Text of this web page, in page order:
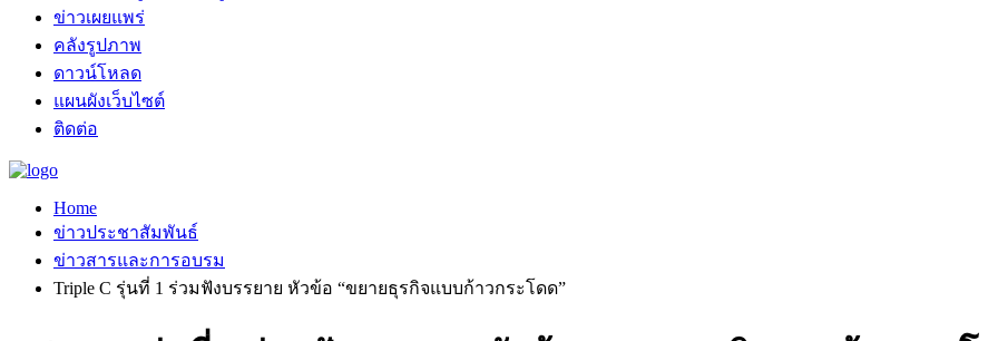
ข่าวเผยแพร่
คลังรูปภาพ
ดาวน์โหลด
แผนผังเว็บไซต์
ติดต่อ
Home
ข่าวประชาสัมพันธ์
ข่าวสารและการอบรม
Triple C รุ่นที่ 1 ร่วมฟังบรรยาย หัวข้อ “ขยายธุรกิจแบบก้าวกระโดด”